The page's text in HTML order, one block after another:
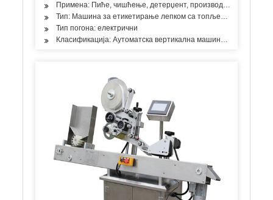
Примена: Пиће, чишћење, детерџент, производи за негу
Тип: Машина за етикетирање лепком са топљеним
Тип погона: електрични
Класификација: Аутоматска вертикална машина за